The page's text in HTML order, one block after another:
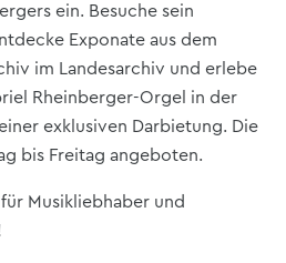
ein. Besuche sein
Exponate aus dem
im Landesarchiv und erlebe
Rheinberger-Orgel in der
exklusiven Darbietung. Die
bis Freitag angeboten.
Musikliebhaber und